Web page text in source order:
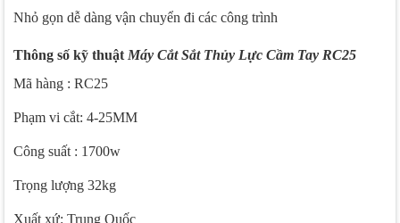
Nhỏ gọn dễ dàng vận chuyển đi các công trình
Thông số kỹ thuật Máy Cắt Sắt Thủy Lực Cầm Tay RC25
Mã hàng : RC25
Phạm vi cắt: 4-25MM
Công suất : 1700w
Trọng lượng 32kg
Xuất xứ: Trung Quốc